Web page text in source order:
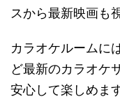
スから最新映画も
カラオケルームに
ど最新のカラオケ
安心して楽しめます